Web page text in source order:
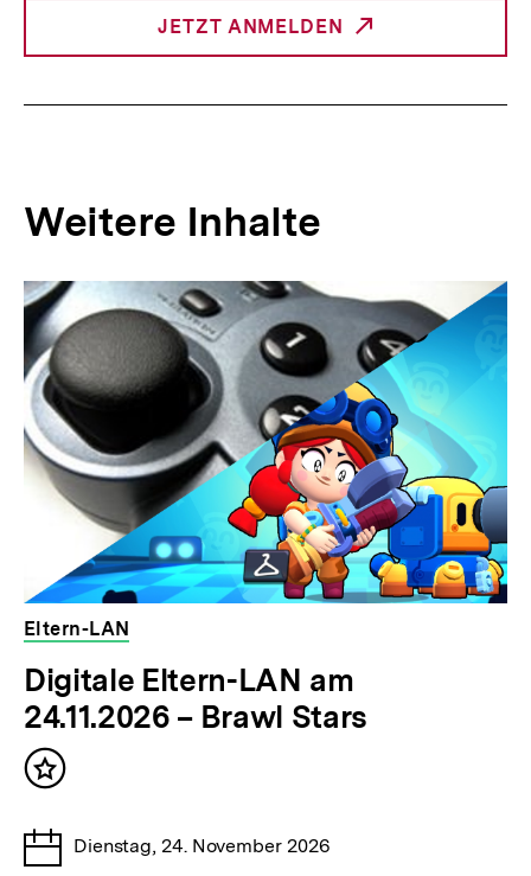
INTERNER
JETZT ANMELDEN
Weitere Inhalte
Inhaltskarousell
für
weitere
Inhalte
Inhaltskarussell
überspringen
Eltern-LAN
veranstaltet
von
der
bpb
Digitale Eltern-LAN am
24.11.2026 – Brawl Stars
Inhalt
Tage
Dienstag, 24. November 2026